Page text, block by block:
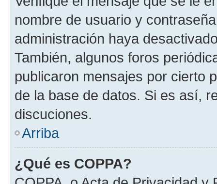
nombre de usuario y
administración haya
También, algunos foros
publicaron mensajes por cierto
de la base de datos. Si es así,
discuciones.
Arriba
¿Qué es COPPA?